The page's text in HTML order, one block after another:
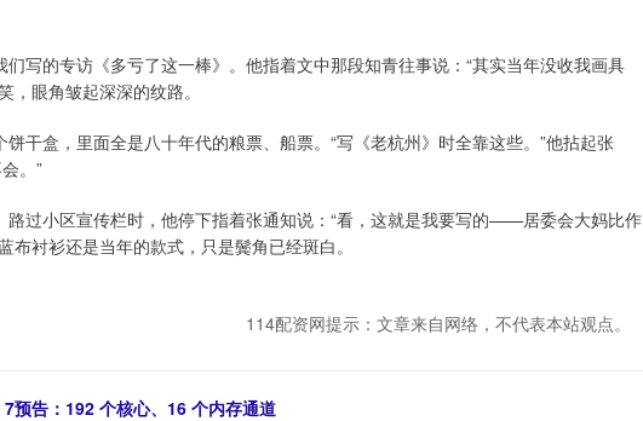
写的专访《多亏了这一棒》。他指着文中那段知青往事说：“其实当年没收我画具
，眼角皱起深深的纹路。
干盒，里面全是八十年代的粮票、船票。“写《老杭州》时全靠这些。”他拈起张
。”
路过小区宣传栏时，他停下指着张通知说：“看，这就是我要写的——居委会大妈比作
衬衫还是当年的款式，只是鬓角已经斑白。
114配资网提示：文章来自网络，不代表本站观点。
预告：192 个核心、16 个内存通道